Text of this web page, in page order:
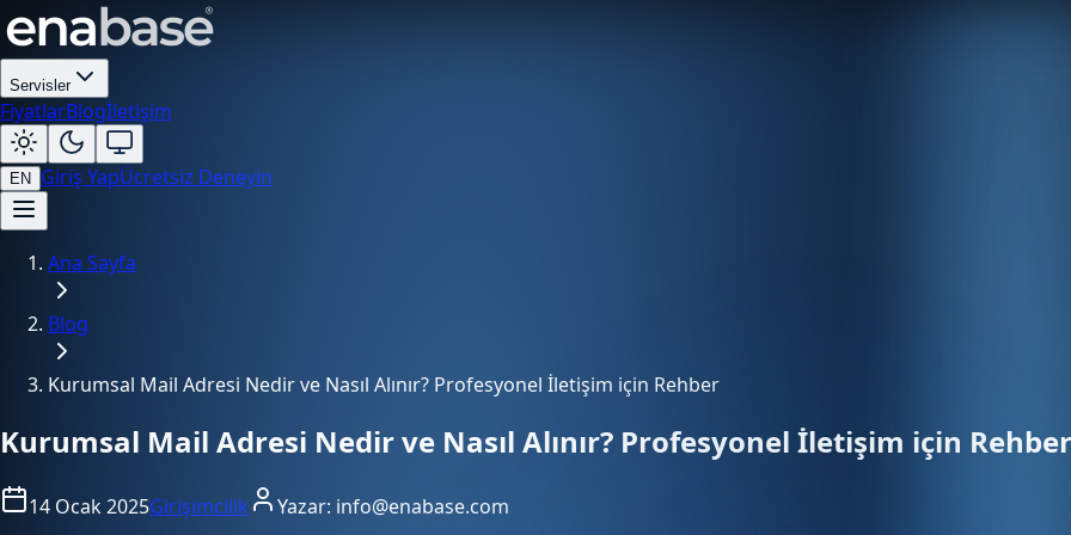
Servisler
FiyatlarBlogİletişim
EN Giriş YapÜcretsiz Deneyin
Ana Sayfa
Blog
Kurumsal Mail Adresi Nedir ve Nasıl Alınır? Profesyonel İletişim için Rehber
Kurumsal Mail Adresi Nedir ve Nasıl Alınır? Profesyonel İletişim için Rehber
14 Ocak 2025Girişimcilik Yazar: info@enabase.com